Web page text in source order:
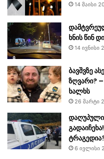
14 მაისი
ხნის წინ
14 ივნისი
ბავშვზე
ზღვარი?
ხალხს
26 მარტი
6 ივლისი